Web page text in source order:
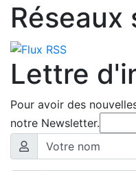
Réseaux
Lettre
Pour avoir des
notre Newsletter.